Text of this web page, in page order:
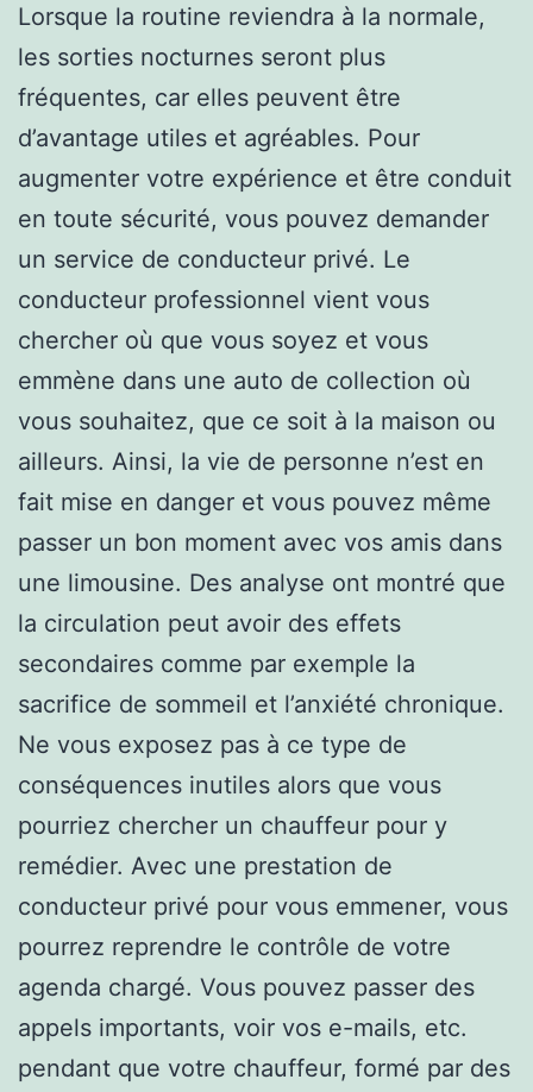
Lorsque la routine reviendra à la normale,
les sorties nocturnes seront plus
fréquentes, car elles peuvent être
d’avantage utiles et agréables. Pour
augmenter votre expérience et être conduit
en toute sécurité, vous pouvez demander
un service de conducteur privé. Le
conducteur professionnel vient vous
chercher où que vous soyez et vous
emmène dans une auto de collection où
vous souhaitez, que ce soit à la maison ou
ailleurs. Ainsi, la vie de personne n’est en
fait mise en danger et vous pouvez même
passer un bon moment avec vos amis dans
une limousine. Des analyse ont montré que
la circulation peut avoir des effets
secondaires comme par exemple la
sacrifice de sommeil et l’anxiété chronique.
Ne vous exposez pas à ce type de
conséquences inutiles alors que vous
pourriez chercher un chauffeur pour y
remédier. Avec une prestation de
conducteur privé pour vous emmener, vous
pourrez reprendre le contrôle de votre
agenda chargé. Vous pouvez passer des
appels importants, voir vos e-mails, etc.
pendant que votre chauffeur, formé par des